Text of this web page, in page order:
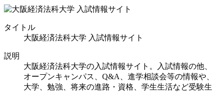
タイトル
大阪経済法科大学 入試情報サイト
説明
大阪経済法科大学の入試情報サイト。入試情報の他、
オープンキャンパス、Q&A、進学相談会等の情報や、
大学、勉強、将来の進路・資格、学生生活など受験生